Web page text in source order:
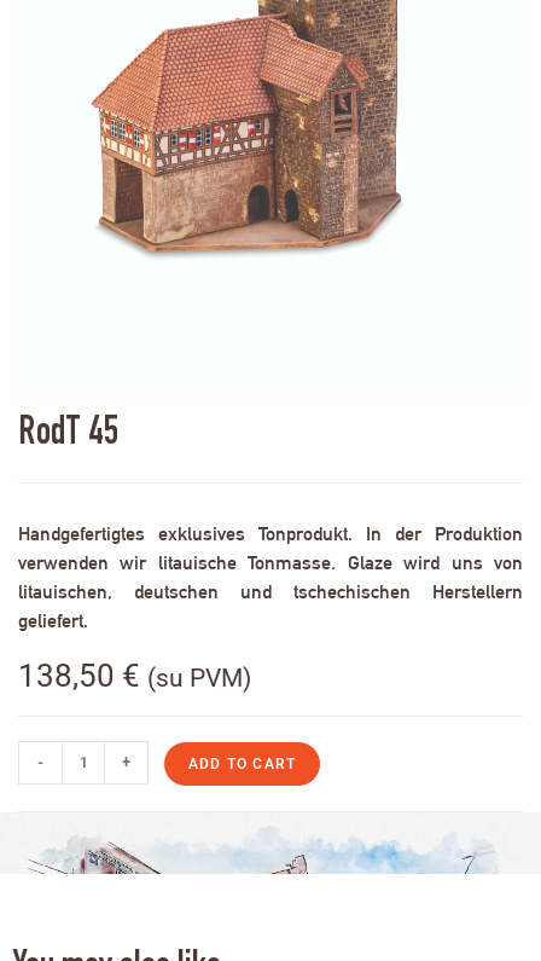
RodT 45
Handgefertigtes exklusives Tonprodukt. In der Produktion
verwenden wir litauische Tonmasse. Glaze wird uns von
litauischen, deutschen und tschechischen Herstellern
geliefert.
138,50 € (su PVM)
- + ADD TO CART